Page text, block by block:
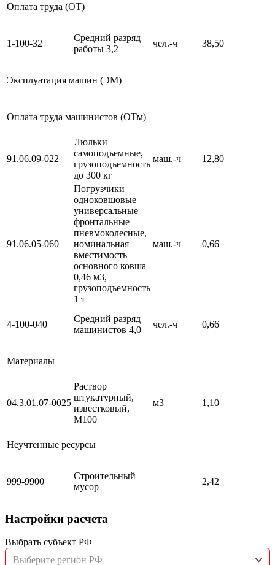
Оплата труда (ОТ)
1-100-32
Средний разряд
работы 3,2
чел.-ч 38,50
Эксплуатация машин (ЭМ)
Оплата труда машинистов (ОТм)
91.06.09-022
Люльки
самоподъемные,
грузоподъемность
до 300 кг
маш.-ч 12,80
91.06.05-060
Погрузчики
одноковшовые
универсальные
фронтальные
пневмоколесные,
номинальная
вместимость
основного ковша
0,46 м3,
грузоподъемность
1 т
маш.-ч 0,66
4-100-040
Средний разряд
машинистов 4,0
чел.-ч 0,66
Материалы
04.3.01.07-0025
Раствор
штукатурный,
известковый,
М100
м3 1,10
Неучтенные ресурсы
999-9900
Строительный
мусор
2,42
Настройки расчета
Выбрать субъект РФ
Выберите регион РФ